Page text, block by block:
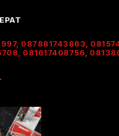
087881743863,
081617408756,